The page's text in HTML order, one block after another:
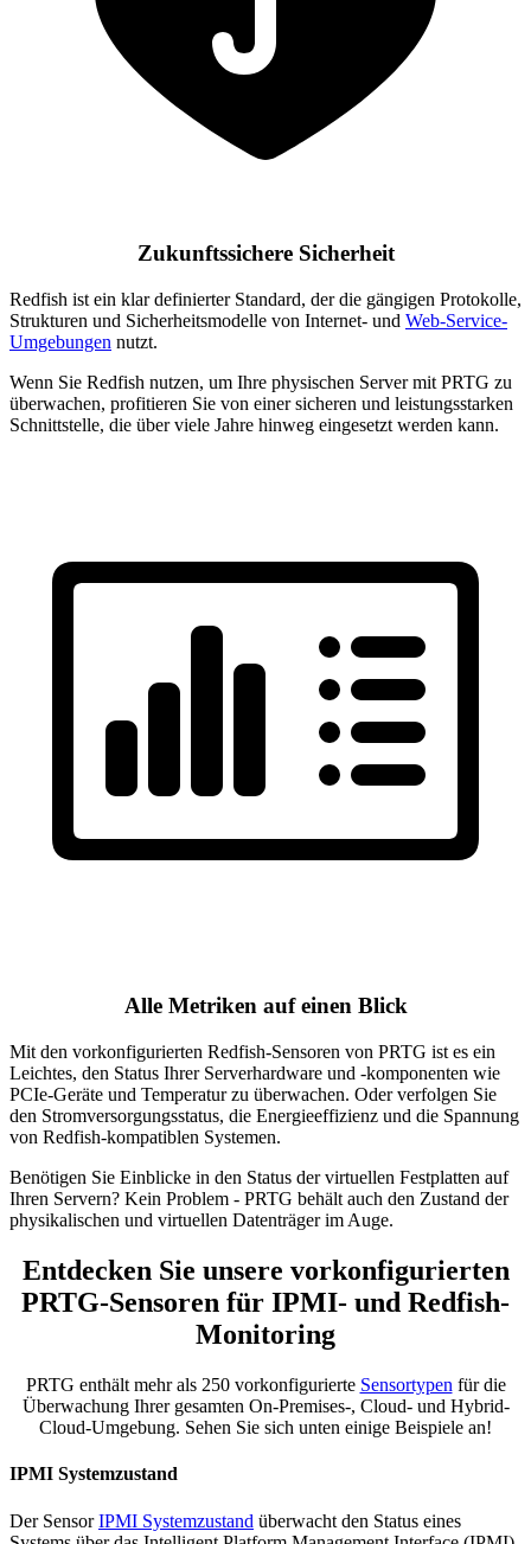
Zukunftssichere Sicherheit
Redfish ist ein klar definierter Standard, der die gängigen Protokolle,
Strukturen und Sicherheitsmodelle von Internet- und Web-Service-
Umgebungen nutzt.
Wenn Sie Redfish nutzen, um Ihre physischen Server mit PRTG zu
überwachen, profitieren Sie von einer sicheren und leistungsstarken
Schnittstelle, die über viele Jahre hinweg eingesetzt werden kann.
Alle Metriken auf einen Blick
Mit den vorkonfigurierten Redfish-Sensoren von PRTG ist es ein
Leichtes, den Status Ihrer Serverhardware und -komponenten wie
PCIe-Geräte und Temperatur zu überwachen. Oder verfolgen Sie
den Stromversorgungsstatus, die Energieeffizienz und die Spannung
von Redfish-kompatiblen Systemen.
Benötigen Sie Einblicke in den Status der virtuellen Festplatten auf
Ihren Servern? Kein Problem - PRTG behält auch den Zustand der
physikalischen und virtuellen Datenträger im Auge.
Entdecken Sie unsere vorkonfigurierten
PRTG-Sensoren für IPMI- und Redfish-
Monitoring
PRTG enthält mehr als 250 vorkonfigurierte Sensortypen für die
Überwachung Ihrer gesamten On-Premises-, Cloud- und Hybrid-
Cloud-Umgebung. Sehen Sie sich unten einige Beispiele an!
IPMI Systemzustand
Der SensorIPMI Systemzustand überwacht den Status eines